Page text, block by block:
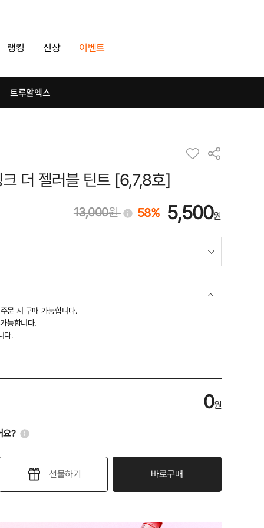
랭킹 신상 이벤트
트루알엑스
더 젤러블 틴트 [6,7,8호]
13,000원 58% 5,500원
(단품)
이 (단품)
문 시 구매 가능합니다.
능합니다.
다.
0원
요?
선물하기 바로구매